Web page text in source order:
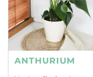
ANTHURIUM